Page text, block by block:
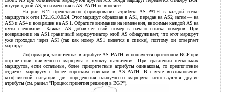
внутри одной AS, то изменения в AS_PATH не вносятся.
На рис. 6.11 представлено формирование атрибута AS_PATH в каждой точке
маршрута к сети 172.16.10.0/24. Этот маршрут образован в AS1, передан на AS2, затем — на
AS3 и AS4 и возвращен на AS 1. Обратите внимание на изменения, вносимые каждой AS на
пути следования. Каждая AS добавляет свой номер в начало списка номеров. При
возвращении на AS1 граничный маршрутизатор этой AS обнаруживает, что этот маршрут
уже проходил через ASI (так как номер AS1 имеется в списке), поэтому он отвергает
маршрут.
Информация, заключенная в атрибуте AS_PATH, используется протоколом BGP при
определении наилучшего маршрута к пункту назначения. При сравнении нескольких
маршрутов, если остальные, более приоритетные атрибуты одинаковы, то предпочтение
отдается маршруту с более коротким списком в AS_PATH. В случае возникновения
конфликтной ситуации для определения наилучшего маршрута используются другие
атрибуты (см. раздел "Процесс принятия решения в BGP").